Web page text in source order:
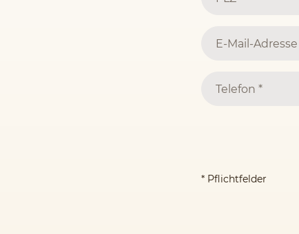
* Pflichtfelder